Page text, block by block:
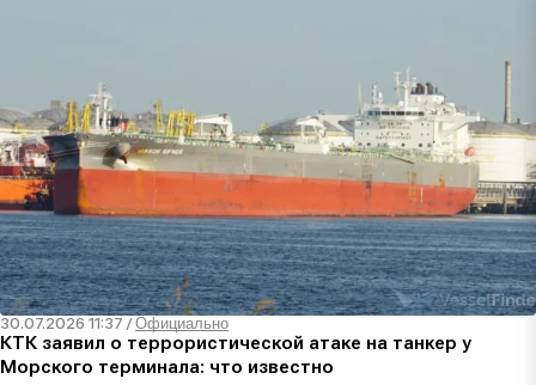
30.07.2026 11:37 /Официально
КТК заявил о террористической атаке на танкер у
Морского терминала: что известно